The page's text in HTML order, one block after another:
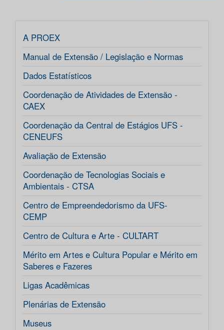
A PROEX
Manual de Extensão / Legislação e Normas
Dados Estatísticos
Coordenação de Atividades de Extensão -
CAEX
Coordenação da Central de Estágios UFS -
CENEUFS
Avaliação de Extensão
Coordenação de Tecnologias Sociais e
Ambientais - CTSA
Centro de Empreendedorismo da UFS-
CEMP
Centro de Cultura e Arte - CULTART
Mérito em Artes e Cultura Popular e Mérito em
Saberes e Fazeres
Ligas Acadêmicas
Plenárias de Extensão
Museus